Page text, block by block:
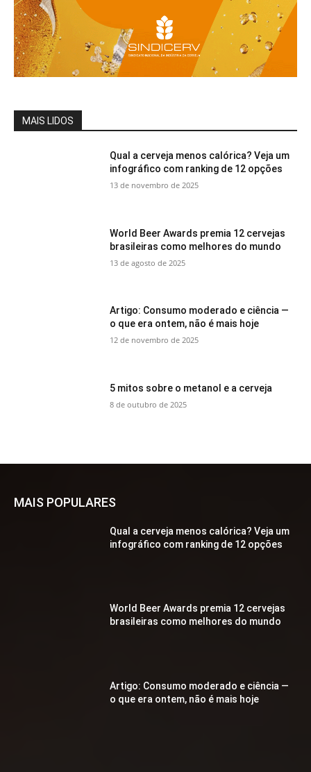
MAIS LIDOS
Qual a cerveja menos calórica? Veja um
infográfico com ranking de 12 opções
13 de novembro de 2025
World Beer Awards premia 12 cervejas
brasileiras como melhores do mundo
13 de agosto de 2025
Artigo: Consumo moderado e ciência —
o que era ontem, não é mais hoje
12 de novembro de 2025
5 mitos sobre o metanol e a cerveja
8 de outubro de 2025
MAIS POPULARES
Qual a cerveja menos calórica? Veja um
infográfico com ranking de 12 opções
World Beer Awards premia 12 cervejas
brasileiras como melhores do mundo
Artigo: Consumo moderado e ciência —
o que era ontem, não é mais hoje